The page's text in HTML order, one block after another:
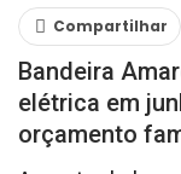
Compartilhar
Bandeira
elétrica em
orçamento